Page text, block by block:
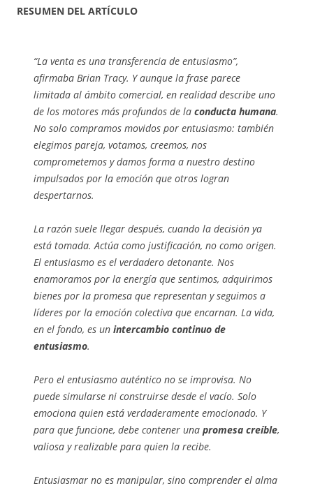
RESUMEN DEL ARTÍCULO
“La venta es una transferencia de entusiasmo”,
afirmaba Brian Tracy. Y aunque la frase parece
limitada al ámbito comercial, en realidad describe uno
de los motores más profundos de la conducta humana.
No solo compramos movidos por entusiasmo: también
elegimos pareja, votamos, creemos, nos
comprometemos y damos forma a nuestro destino
impulsados por la emoción que otros logran
despertarnos.
La razón suele llegar después, cuando la decisión ya
está tomada. Actúa como justificación, no como origen.
El entusiasmo es el verdadero detonante. Nos
enamoramos por la energía que sentimos, adquirimos
bienes por la promesa que representan y seguimos a
líderes por la emoción colectiva que encarnan. La vida,
en el fondo, es un intercambio continuo de
entusiasmo.
Pero el entusiasmo auténtico no se improvisa. No
puede simularse ni construirse desde el vacío. Solo
emociona quien está verdaderamente emocionado. Y
para que funcione, debe contener una promesa creíble,
valiosa y realizable para quien la recibe.
Entusiasmar no es manipular, sino comprender el alma